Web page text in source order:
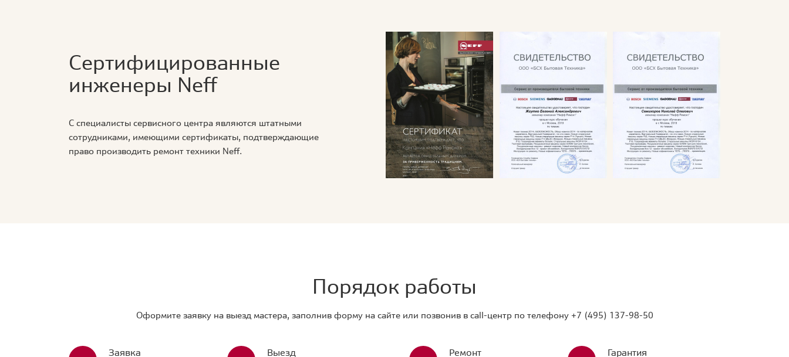
Сертифицированные
инженеры Neff
С специалисты сервисного центра являются штатными
сотрудниками, имеющими сертификаты, подтверждающие
право производить ремонт техники Neff.
Порядок работы
Оформите заявку на выезд мастера, заполнив форму на сайте или позвонив в call-центр по телефону +7 (495) 137-98-50
Заявка Выезд Ремонт Гарантия